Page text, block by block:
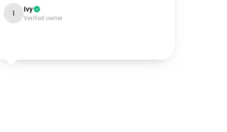
I Ivy
Verified owner